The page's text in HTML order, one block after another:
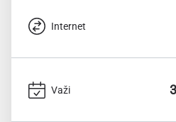
Internet
Važi